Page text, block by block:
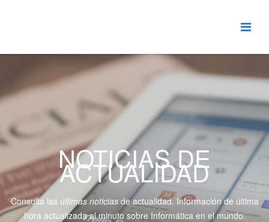
NOTICIAS DE
ACTUALIDAD
Consulta las últimas noticiasde actualidad. Información de última
hora actualizada al minuto sobre Informática en el mundo.